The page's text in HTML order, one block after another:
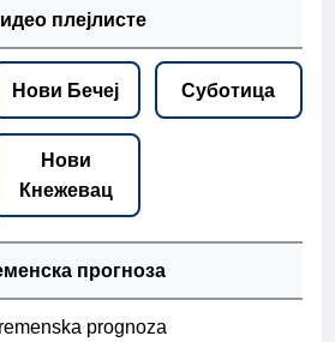
плејлисте
Нови Бечеј Суботица
Нови
Кнежевац
прогноза